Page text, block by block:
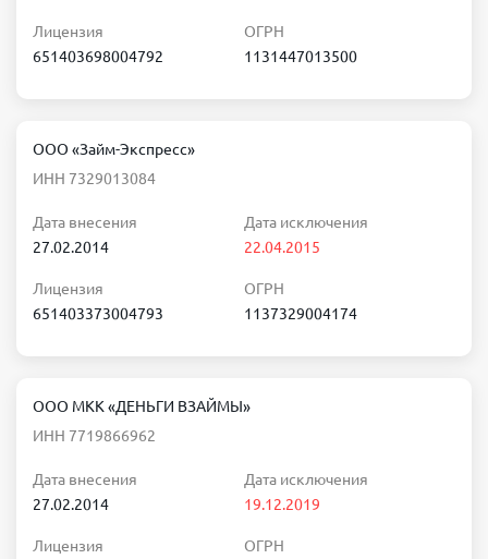
Лицензия
651403698004792
ОГРН
1131447013500
ООО «Займ-Экспресс»
ИНН 7329013084
Дата внесения
27.02.2014
Дата исключения
22.04.2015
Лицензия
651403373004793
ОГРН
1137329004174
ООО МКК «ДЕНЬГИ ВЗАЙМЫ»
ИНН 7719866962
Дата внесения
27.02.2014
Дата исключения
19.12.2019
Лицензия
ОГРН